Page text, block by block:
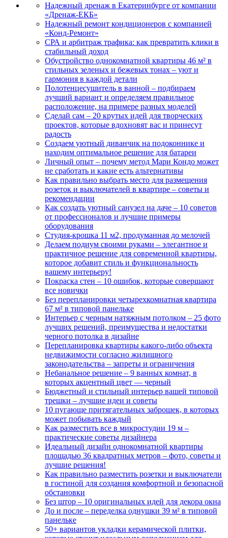
Надежный дренаж в Екатеринбурге от компании
«Дренаж-ЕКБ»
Надежный ремонт кондиционеров с компанией
«Конд-Ремонт»
СРА и арбитраж трафика: как превратить клики в
стабильный доход
Обустройство однокомнатной квартиры 46 м² в
стильных зеленых и бежевых тонах – уют и
гармония в каждой детали
Полотенцесушитель в ванной – подбираем
лучший вариант и определяем правильное
расположение, на примере разных моделей
Сделай сам – 20 крутых идей для творческих
проектов, которые вдохновят вас и принесут
радость
Создаем уютный диванчик на подоконнике и
находим оптимальное решение для батареи
Личный опыт – почему метод Мари Кондо может
не сработать и какие есть альтернативы
Как правильно выбрать место для размещения
розеток и выключателей в квартире – советы и
рекомендации
Как создать уютный санузел на даче – 10 советов
от профессионалов и лучшие примеры
оборудования
Студия-крошка 11 м2, продуманная до мелочей
Делаем подиум своими руками – элегантное и
практичное решение для современной квартиры,
которое добавит стиль и функциональность
вашему интерьеру!
Покраска стен – 10 ошибок, которые совершают
все новички
Без перепланировки четырехкомнатная квартира
67 м² в типовой панельке
Интерьер с черным натяжным потолком – 25 фото
лучших решений, преимущества и недостатки
черного потолка в дизайне
Перепланировка квартиры какого-либо объекта
недвижимости согласно жилищного
законодательства – запреты и ограничения
Небанальное решение – 9 ванных комнат, в
которых акцентный цвет — черный
Бюджетный и стильный интерьер вашей типовой
трешки – лучшие идеи и советы
10 пугающе притягательных заброшек, в которых
может побывать каждый
Как разместить все в микростудии 19 м –
практические советы дизайнера
Идеальный дизайн однокомнатной квартиры
площадью 36 квадратных метров – фото, советы и
лучшие решения!
Как правильно разместить розетки и выключатели
в гостиной для создания комфортной и безопасной
обстановки
Без штор – 10 оригинальных идей для декора окна
До и после – переделка однушки 39 м² в типовой
панельке
50+ вариантов укладки керамической плитки,